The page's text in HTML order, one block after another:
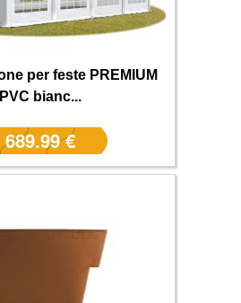
per feste PREMIUM
PVC bianc...
689.99 €